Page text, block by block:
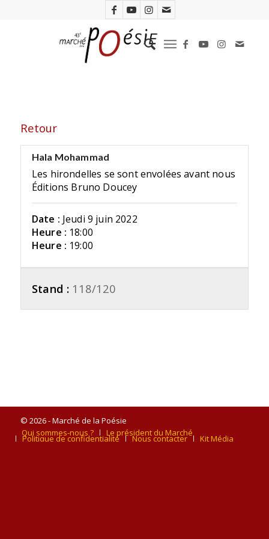
Retour
Hala Mohammad
Les hirondelles se sont envolées avant nous
Éditions Bruno Doucey
Date : Jeudi 9 juin 2022
Heure : 18:00
Heure : 19:00
Stand : 118/120
© 2026 - Marché de la Poésie
Qui sommes-nous ?
Le président du Marché
Politique de confidentialité Nous contacter Kit Média